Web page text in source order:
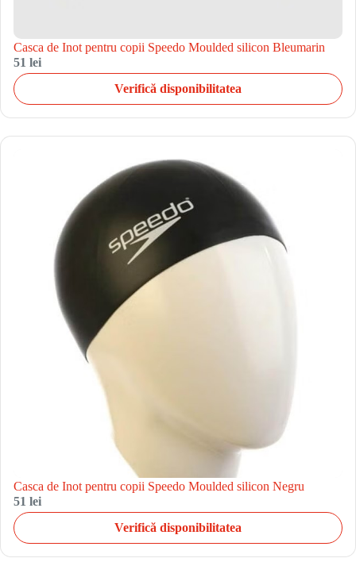
Casca de Inot pentru copii Speedo Moulded silicon Bleumarin
51 lei
Verifică disponibilitatea
Casca de Inot pentru copii Speedo Moulded silicon Negru
51 lei
Verifică disponibilitatea